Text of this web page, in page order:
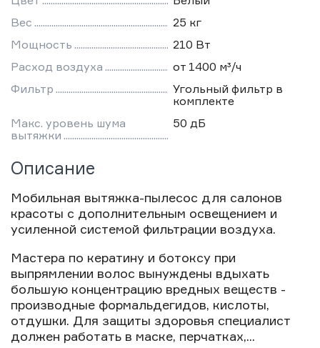
Вес
25 кг
Мощность
210 Вт
Расход воздуха
от 1400 м³/ч
Фильтр
Угольный фильтр в
комплекте
Макс. уровень шума
вытяжки
50 дБ
Описание
Мобильная вытяжка-пылесос для салонов
красоты с дополнительным освещением и
усиленной системой фильтрации воздуха.
Мастера по кератину и ботоксу при
выпрямлении волос вынуждены вдыхать
большую концентрацию вредных веществ -
производные формальдегидов, кислоты,
отдушки. Для защиты здоровья специалист
должен работать в маске, перчатках,...